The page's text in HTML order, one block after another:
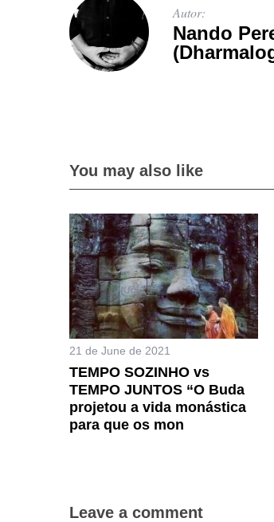
Autor:
Nando
You may also like
21 de June de 2021
TEMPO SOZINHO vs
TEMPO JUNTOS “O Buda
projetou a vida monástica
para que os mon
Leave a comment